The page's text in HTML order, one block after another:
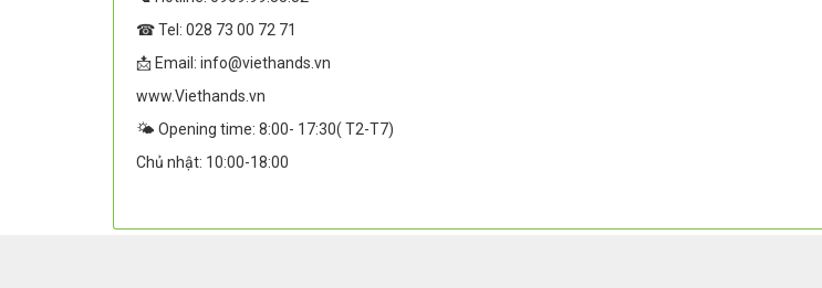
☎ Tel: 028 73 00 72 71
📩 Email: info@viethands.vn
www.Viethands.vn
🌤️ Opening time: 8:00- 17:30( T2-T7)
Chủ nhật: 10:00-18:00